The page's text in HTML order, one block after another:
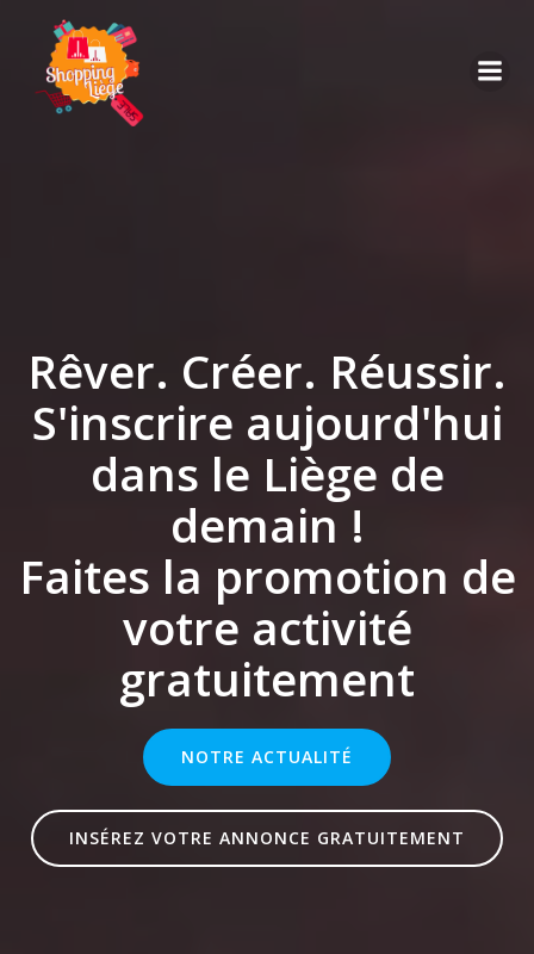
Rêver. Créer. Réussir.
S'inscrire aujourd'hui
dans le Liège de
demain !
Faites la promotion de
votre activité
gratuitement
NOTRE ACTUALITÉ
INSÉREZ VOTRE ANNONCE GRATUITEMENT